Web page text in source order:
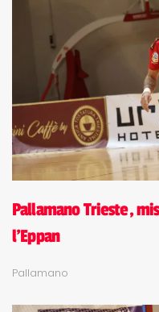
Pallamano Trieste,
l'Eppan
Pallamano